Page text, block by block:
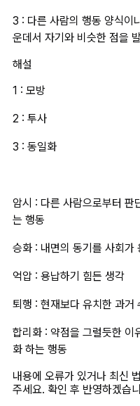
3 : 다른 사람의 행동 양식이
운데서 자기와 비슷한 점을
해설
1 : 모방
2 : 투사
3 : 동일화
암시 : 다른 사람으로부터 판
는 행동
승화 : 내면의 동기를 사회가
억압 : 용납하기 힘든 생각
퇴행 : 현재보다 유치한 과거
합리화 : 약점을 그럴듯한 이
화 하는 행동
내용에 오류가 있거나 최신
주세요. 확인 후 반영하겠습